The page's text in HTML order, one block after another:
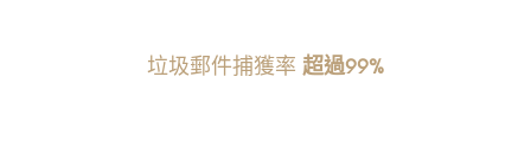
垃圾郵件捕獲率 超過99%